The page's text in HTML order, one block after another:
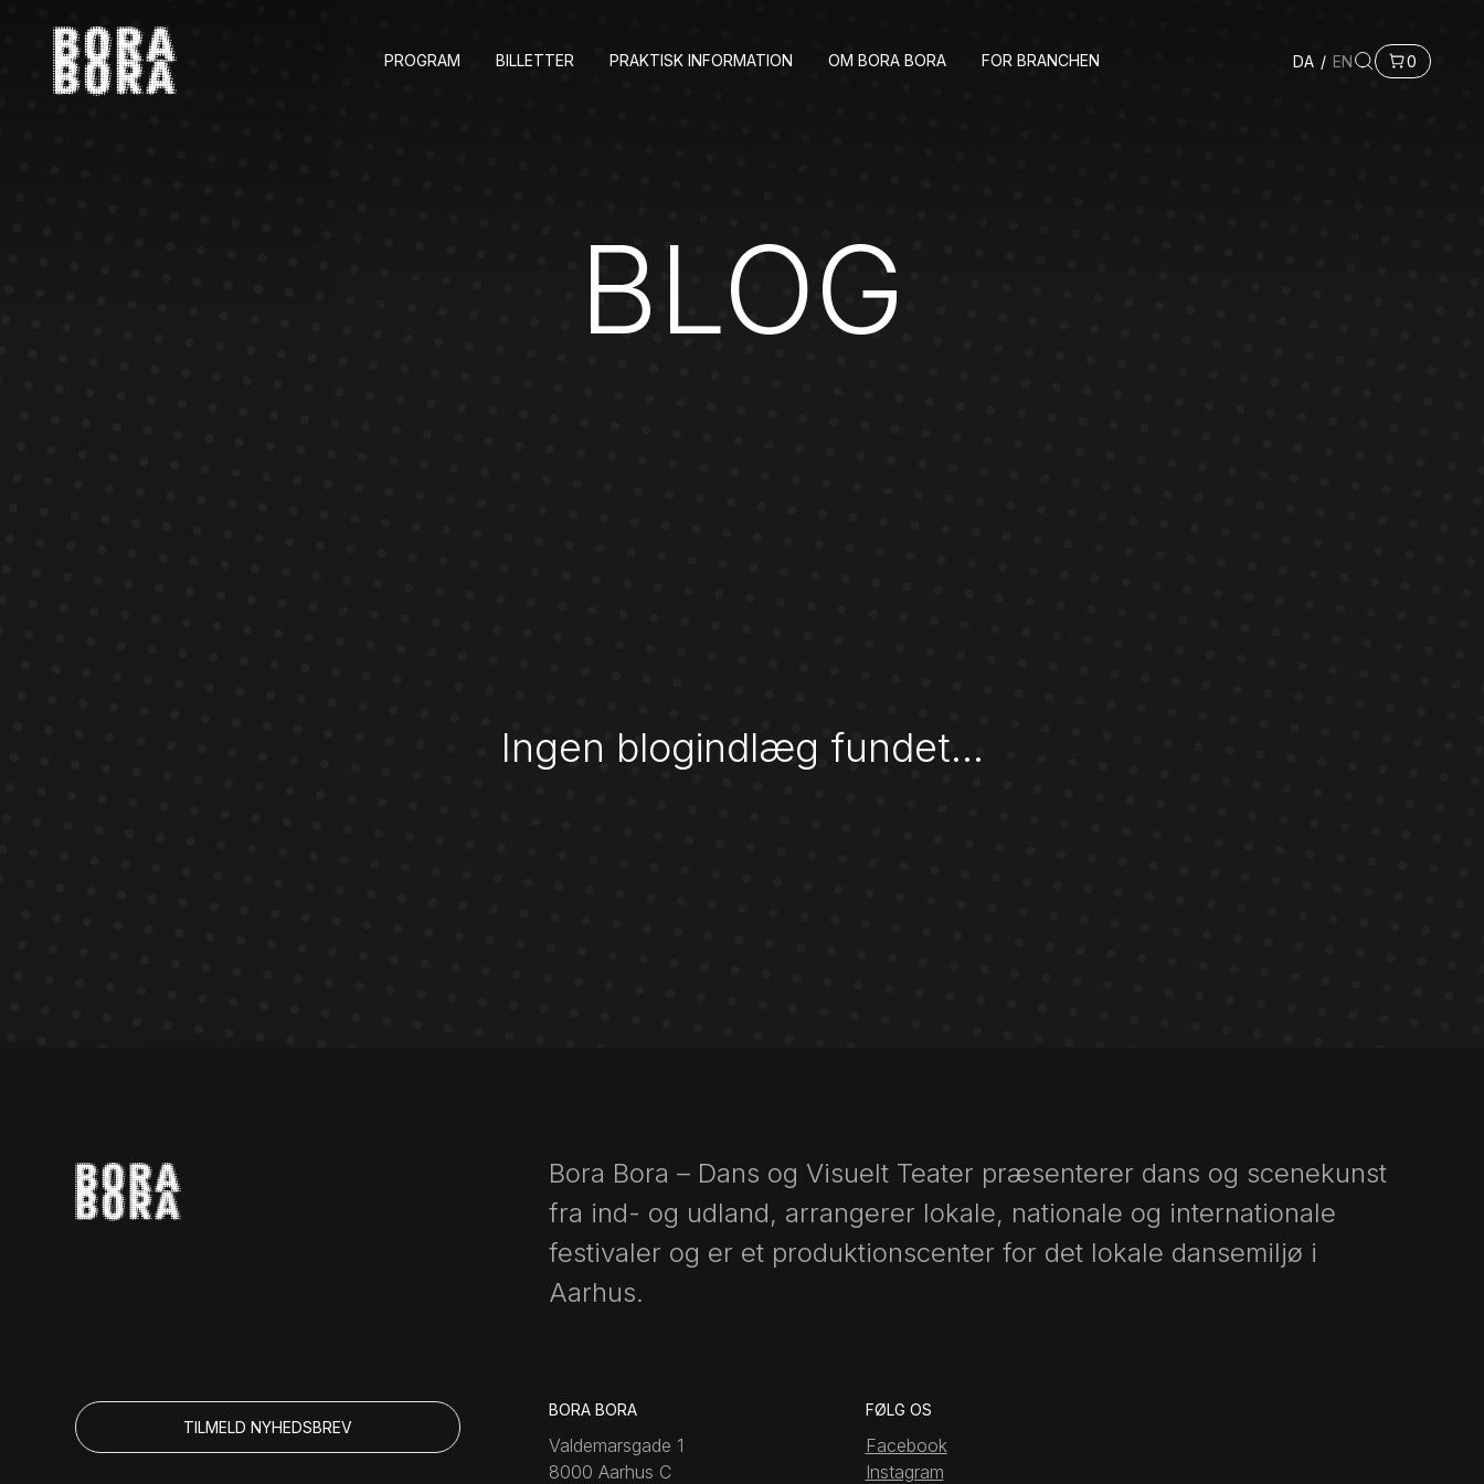
PROGRAM BILLETTER PRAKTISK INFORMATION OM BORA BORA FOR BRANCHEN DA / EN 0
BLOG
Ingen blogindlæg fundet…
Bora Bora – Dans og Visuelt Teater præsenterer dans og scenekunst
fra ind- og udland, arrangerer lokale, nationale og internationale
festivaler og er et produktionscenter for det lokale dansemiljø i
Aarhus.
BORA BORA
Valdemarsgade 1
8000 Aarhus C
FØLG OS
Facebook
Instagram
TILMELD NYHEDSBREV